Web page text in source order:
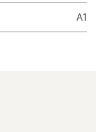
A1